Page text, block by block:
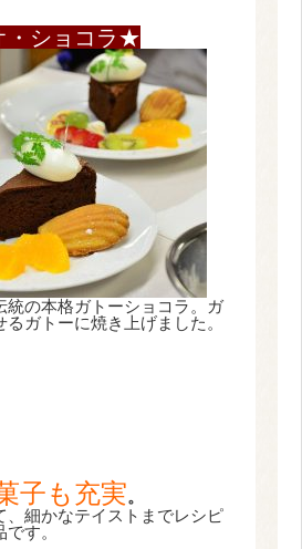
・ショコラ★
統の本格ガトーショコラ。ガ
るガトーに焼き上げました。
子も充実。
、細かなテイストまでレシピ
す。